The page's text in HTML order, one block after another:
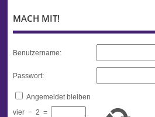
MACH MIT!
Benutzername:
Passwort:
Angemeldet bleiben
vier − 2 =